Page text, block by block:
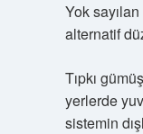
Yok
alternatif
Tıpkı
yerlerde
sistemin